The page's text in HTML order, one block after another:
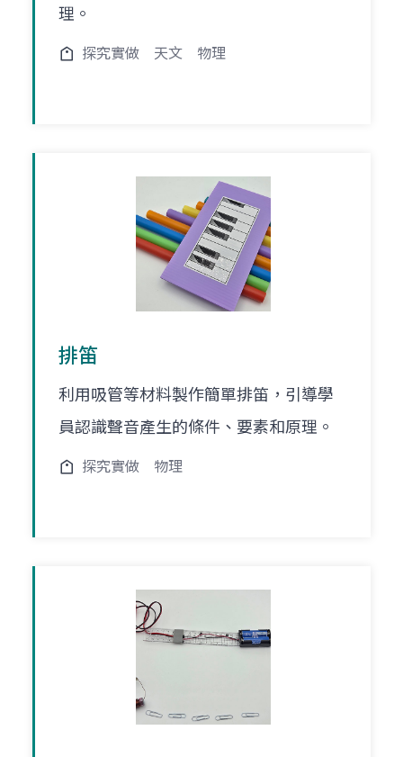
理。
探究實做 天文 物理
排笛
利用吸管等材料製作簡單排笛，引導學
員認識聲音產生的條件、要素和原理。
探究實做 物理